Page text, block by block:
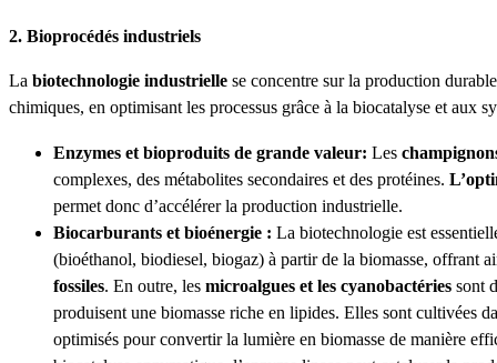
2. Bioprocédés industriels
La biotechnologie industrielle se concentre sur la production
chimiques, en optimisant les processus grâce à la biocatalyse et aux
Enzymes et bioproduits de grande valeur: Les
complexes, des métabolites secondaires et des protéines.
permet donc d’accélérer la production industrielle.
Biocarburants et bioénergie : La biotechnologie est
(bioéthanol, biodiesel, biogaz) à partir de la biomasse, offrant
fossiles. En outre, les microalgues et les cyanobactéries sont
produisent une biomasse riche en lipides. Elles sont cultivées
optimisés pour convertir la lumière en biomasse de manière